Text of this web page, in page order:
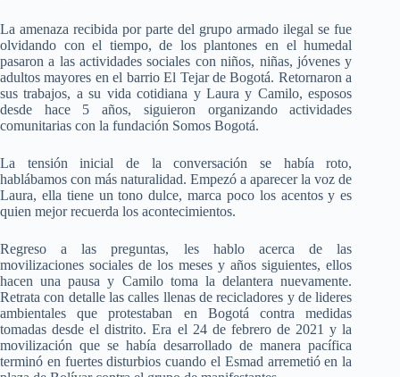
La amenaza recibida por parte del grupo armado ilegal se fue
olvidando con el tiempo, de los plantones en el humedal
pasaron a las actividades sociales con niños, niñas, jóvenes y
adultos mayores en el barrio El Tejar de Bogotá. Retornaron a
sus trabajos, a su vida cotidiana y Laura y Camilo, esposos
desde hace 5 años, siguieron organizando actividades
comunitarias con la fundación Somos Bogotá.
La tensión inicial de la conversación se había roto,
hablábamos con más naturalidad. Empezó a aparecer la voz de
Laura, ella tiene un tono dulce, marca poco los acentos y es
quien mejor recuerda los acontecimientos.
Regreso a las preguntas, les hablo acerca de las
movilizaciones sociales de los meses y años siguientes, ellos
hacen una pausa y Camilo toma la delantera nuevamente.
Retrata con detalle las calles llenas de recicladores y de lideres
ambientales que protestaban en Bogotá contra medidas
tomadas desde el distrito. Era el 24 de febrero de 2021 y la
movilización que se había desarrollado de manera pacífica
terminó en fuertes disturbios cuando el Esmad arremetió en la